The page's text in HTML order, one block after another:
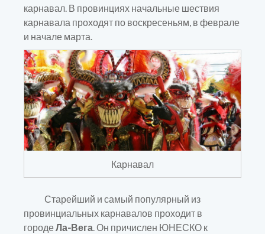
карнавал. В провинциях начальные шествия
карнавала проходят по воскресеньям, в феврале
и начале марта.
Карнавал
Старейший и самый популярный из
провинциальных карнавалов проходит в
городеЛа-Вега. Он причислен ЮНЕСКО к